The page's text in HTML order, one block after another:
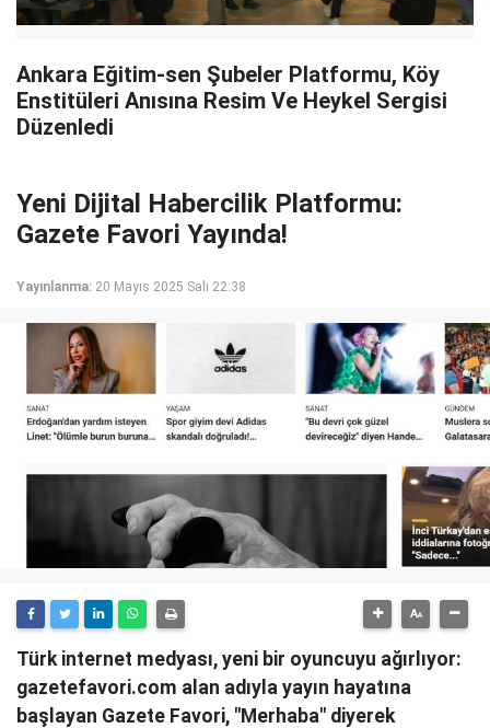
Ankara Eğitim-sen Şubeler Platformu, Köy
Enstitüleri Anısına Resim Ve Heykel Sergisi
Düzenledi
Yeni Dijital Habercilik Platformu:
Gazete Favori Yayında!
Yayınlanma: 20 Mayıs 2025 Salı 22:38
Türk internet medyası, yeni bir oyuncuyu ağırlıyor:
gazetefavori.com alan adıyla yayın hayatına
başlayan Gazete Favori, "Merhaba" diyerek